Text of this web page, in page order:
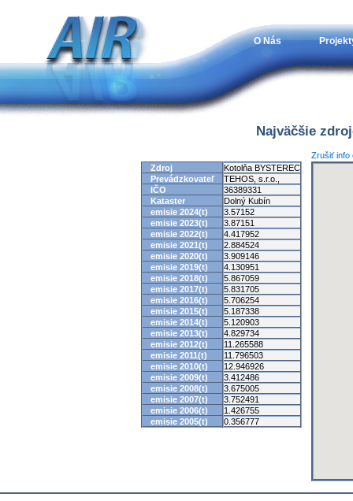
O Nás
Najväčšie
Zrušiť info
Zdroj
Kotolňa BYSTEREC
Prevádzkovateľ
TEHOS, s.r.o.,
IČO
36389331
Kataster
Dolný Kubín
emisie 2024(t)
3.57152
emisie 2023(t)
3.87151
emisie 2022(t)
4.417952
emisie 2021(t)
2.884524
emisie 2020(t)
3.909146
emisie 2019(t)
4.130951
emisie 2018(t)
5.867059
emisie 2017(t)
5.831705
emisie 2016(t)
5.706254
emisie 2015(t)
5.187338
emisie 2014(t)
5.120903
emisie 2013(t)
4.829734
emisie 2012(t)
11.265588
emisie 2011(t)
11.796503
emisie 2010(t)
12.946926
emisie 2009(t)
3.412486
emisie 2008(t)
3.675005
emisie 2007(t)
3.752491
emisie 2006(t)
1.426755
emisie 2005(t)
0.356777